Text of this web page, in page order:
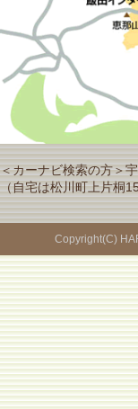
＜カーナビ検索の方＞
（自宅は松川町上片桐
Copyright(C)